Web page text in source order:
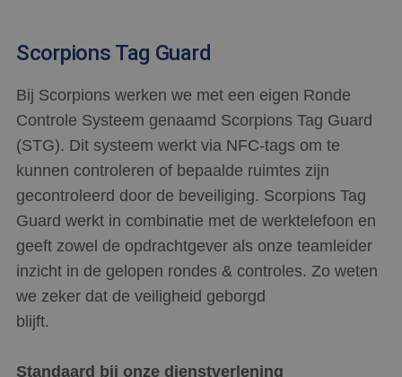
Scorpions Tag Guard
Bij Scorpions werken we met een eigen Ronde
Controle Systeem genaamd Scorpions Tag Guard
(STG). Dit systeem werkt via NFC-tags om te
kunnen controleren of bepaalde ruimtes zijn
gecontroleerd door de beveiliging. Scorpions Tag
Guard werkt in combinatie met de werktelefoon en
geeft zowel de opdrachtgever als onze teamleider
inzicht in de gelopen rondes & controles. Zo weten
we zeker dat de veiligheid geborgd
blijft.
Standaard bij onze dienstverlening